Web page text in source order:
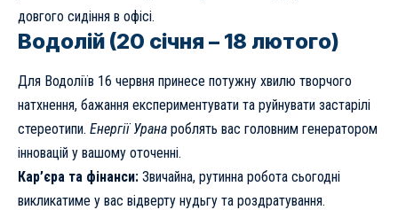
довгого сидіння в офісі.
Водолій (20 січня – 18 лютого)
Для Водоліїв 16 червня принесе потужну хвилю творчого
натхнення, бажання експериментувати та руйнувати застарілі
стереотипи. Енергії Урана роблять вас головним генератором
інновацій у вашому оточенні.
Кар’єра та фінанси: Звичайна, рутинна робота сьогодні
викликатиме у вас відверту нудьгу та роздратування.